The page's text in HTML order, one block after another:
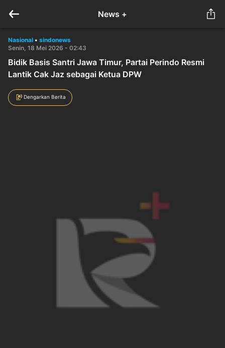
News +
Nasional • sindonews
Senin, 18 Mei 2026 - 02:43
Bidik Basis Santri Jawa Timur, Partai Perindo Resmi
Lantik Cak Jaz sebagai Ketua DPW
Dengarkan Berita